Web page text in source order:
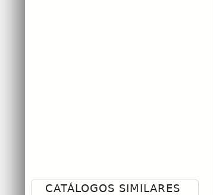
CATÁLOGOS SIMILARES